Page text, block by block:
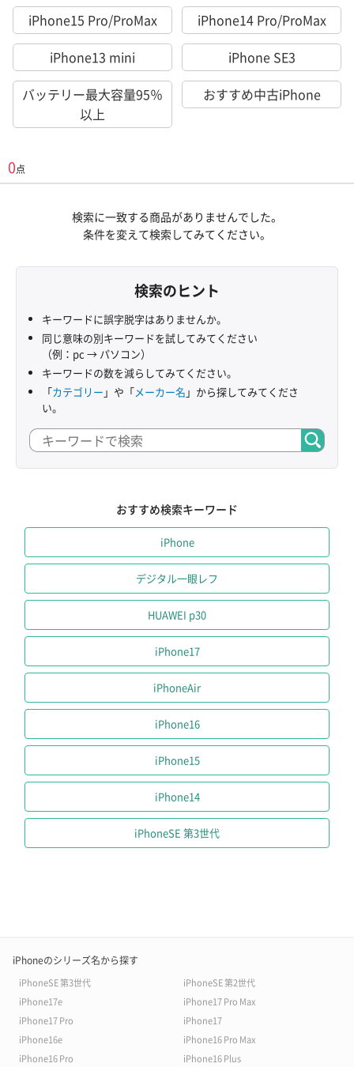
iPhone15 Pro/ProMax
iPhone14 Pro/ProMax
iPhone13 mini
iPhone SE3
バッテリー最大容量95％
以上
おすすめ中古iPhone
0点
検索に一致する商品がありませんでした。
条件を変えて検索してみてください。
検索のヒント
キーワードに誤字脱字はありませんか。
同じ意味の別キーワードを試してみてください
（例：pc → パソコン）
キーワードの数を減らしてみてください。
「カテゴリー 」や「メーカー名 」から探してみてくださ
い。
おすすめ検索キーワード
iPhone
デジタル一眼レフ
HUAWEI p30
iPhone17
iPhoneAir
iPhone16
iPhone15
iPhone14
iPhoneSE 第3世代
iPhoneのシリーズ名から探す
iPhoneSE 第3世代
iPhoneSE 第2世代
iPhone17e
iPhone17 Pro Max
iPhone17 Pro
iPhone17
iPhone16e
iPhone16 Pro Max
iPhone16 Pro
iPhone16 Plus